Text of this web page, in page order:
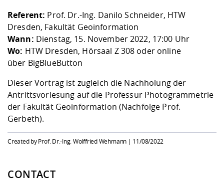
Referent: Prof. Dr.-Ing. Danilo Schneider, HTW
Dresden, Fakultät Geoinformation
Wann: Dienstag, 15. November 2022, 17:00 Uhr
Wo: HTW Dresden, Hörsaal Z 308 oder online
über BigBlueButton
Dieser Vortrag ist zugleich die Nachholung der
Antrittsvorlesung auf die Professur Photogrammetrie
der Fakultät Geoinformation (Nachfolge Prof.
Gerbeth).
Created by Prof. Dr.-Ing. Wolffried Wehmann | 11/08/2022
CONTACT